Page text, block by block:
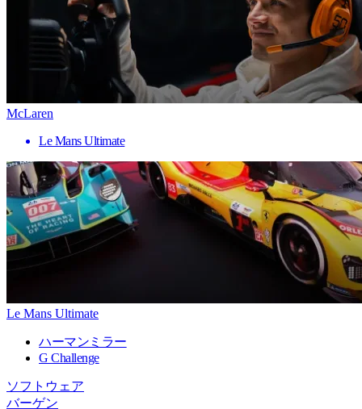
McLaren
Le Mans Ultimate
Le Mans Ultimate
ハーマンミラー
G Challenge
ソフトウェア
バーゲン